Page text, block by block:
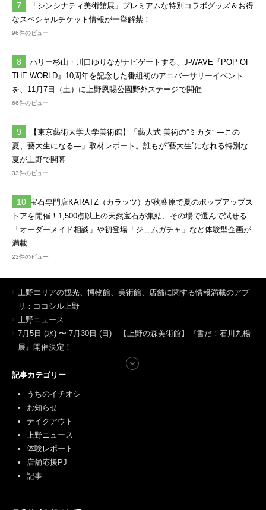
「シンシナティ美術館展」プレミアムな特別コラボグッズ＆お得
なスペシャルチケット情報が一挙解禁！
96件のビュー
ハリー杉山・川口ゆりながナビゲートする、J-WAVE『POP OF
THE WORLD』10周年を記念した番組初のアニバーサリーイベント
を、11月7日（土）に上野恩賜公園野外ステージで開催
66件のビュー
【東京藝術大学大学美術館】「藝大式 美術の”ミカタ” ―この
夏、藝大生になる―」取材レポート。誰もが“藝大生”になれる特別な
夏が上野で開幕
33件のビュー
宝石専門店KARATZ（カラッツ）が秋葉原で夏のポップアップス
トアを開催！1,500点以上の天然宝石が集結、その場で選んで試せる
「オーダーメイド相談」や初登場「ジェムガチャ」など体験型企画が
満載
23件のビュー
上野エリアの観光、博物館、美術館、店舗に関する情報満載のアプ
リ：ココシル上野
上野ニュース
7月5日 (水) 〜 7月30日 (日) 【上野の森美術館】『書だ！石川九楊
展』開催決定！
記事カテゴリー
うちのイチオシ
お知らせ
テイクアウト
上野ニュース
体験レポート
店舗応援PJ
記事